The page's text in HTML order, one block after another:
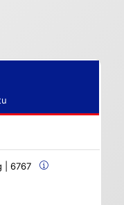
| 6767